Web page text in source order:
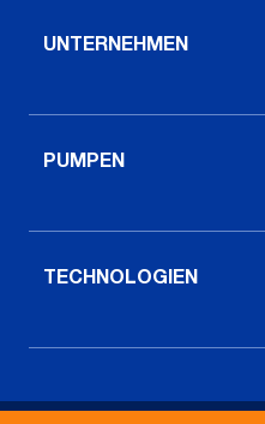
UNTERNEHMEN
PUMPEN
TECHNOLOGIEN